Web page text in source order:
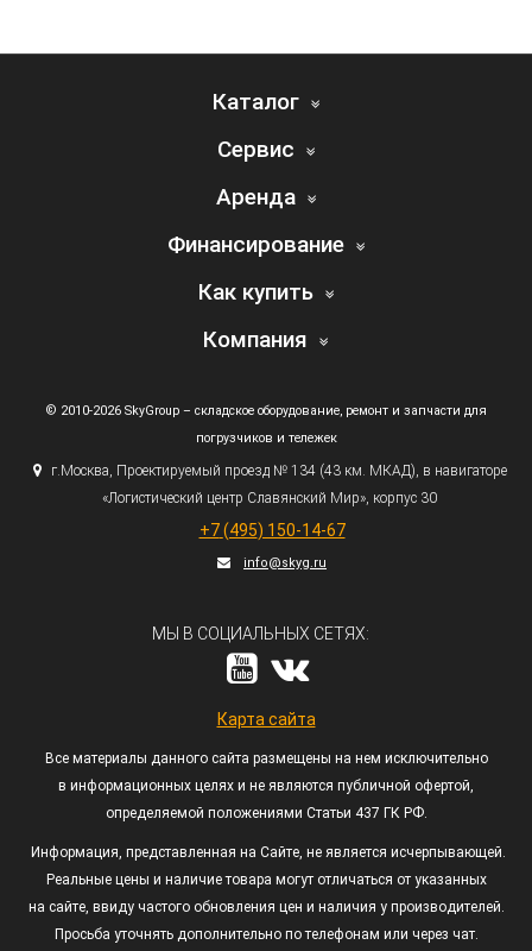
Каталог
Сервис
Аренда
Финансирование
Как купить
Компания
© 2010-2026 SkyGroup – складское оборудование, ремонт и запчасти для
погрузчиков и тележек
г.Москва, Проектируемый проезд № 134 (43км. МКАД), в навигаторе
«Логистический центр Славянский Мир», корпус 30
+7 (495) 150-14-67
info@skyg.ru
МЫ В СОЦИАЛЬНЫХ СЕТЯХ:
Карта сайта
Все материалы данного сайта размещены на нем исключительно
в информационных целях и не являются публичной офертой,
определяемой положениями Статьи 437 ГК РФ.
Информация, представленная на Сайте, не является исчерпывающей.
Реальные цены и наличие товара могут отличаться от указанных
на сайте, ввиду частого обновления цен и наличия у производителей.
Просьба уточнять дополнительно по телефонам или через чат.